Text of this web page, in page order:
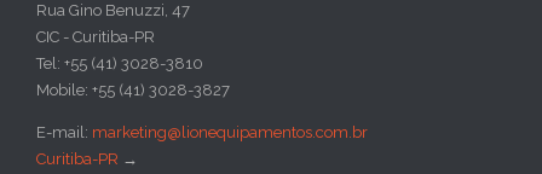
Rua Gino Benuzzi, 47
CIC - Curitiba-PR
Tel: +55 (41) 3028-3810
Mobile: +55 (41) 3028-3827
E-mail: marketing@lionequipamentos.com.br
Curitiba-PR →